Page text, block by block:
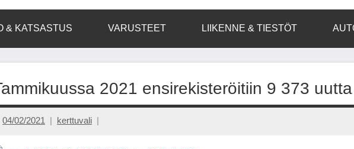
& KATSASTUS VARUSTEET LIIKENNE & TIESTÖT
2021 ensirekisteröitiin 9 373
04/02/2021 kerttuvali